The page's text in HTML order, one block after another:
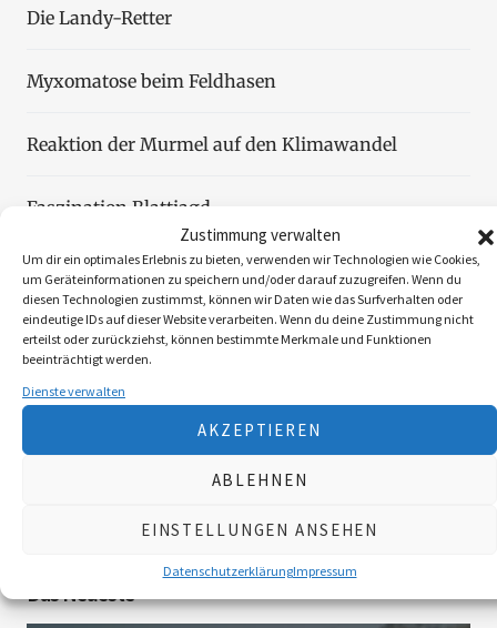
Zustimmung verwalten
Um dir ein optimales Erlebnis zu bieten, verwenden wir Technologien wie Cookies,
um Geräteinformationen zu speichern und/oder darauf zuzugreifen. Wenn du
diesen Technologien zustimmst, können wir Daten wie das Surfverhalten oder
eindeutige IDs auf dieser Website verarbeiten. Wenn du deine Zustimmung nicht
erteilst oder zurückziehst, können bestimmte Merkmale und Funktionen
beeinträchtigt werden.
Dienste verwalten
AKZEPTIEREN
ABLEHNEN
EINSTELLUNGEN ANSEHEN
DatenschutzerklärungImpressum
Die Landy-Retter
Myxomatose beim Feldhasen
Reaktion der Murmel auf den Klimawandel
Faszination Blattjagd
Wildzählung aus der Luft
Folgen Sie uns
Das Neueste